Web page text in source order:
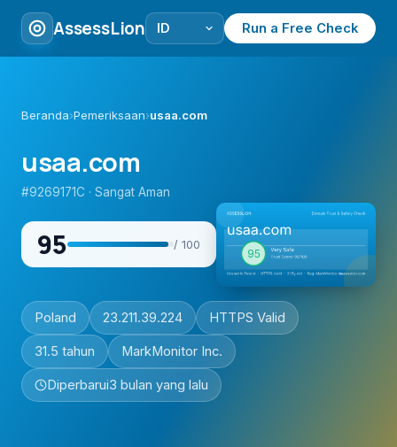
AssessLion Run a Free Check
Beranda›Pemeriksaan›usaa.com
usaa.com
#9269171C · Sangat Aman
95 / 100
Poland 23.211.39.224 HTTPS Valid
31.5 tahun MarkMonitor Inc.
Diperbarui3 bulan yang lalu